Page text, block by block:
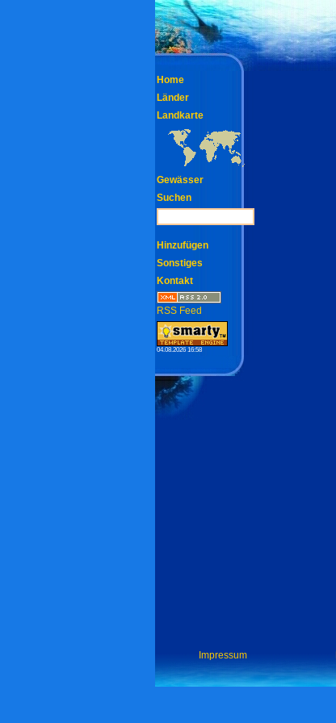
Home
Länder
Landkarte
Gewässer
Suchen
Hinzufügen
Sonstiges
Kontakt
RSS Feed
04.08.2026 16:58
Impressum